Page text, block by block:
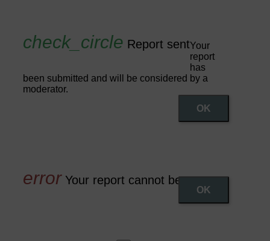
Report sentYour
report
has
been submitted and will be considered by a
moderator.
OK
Your report cannot be sent
OK